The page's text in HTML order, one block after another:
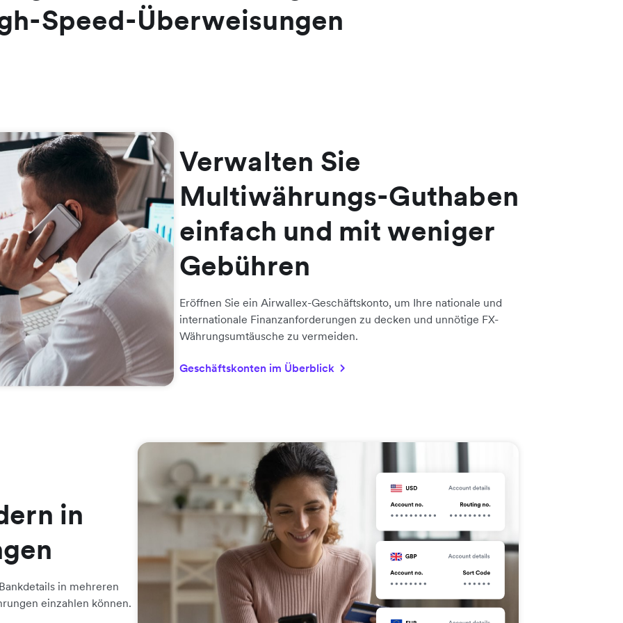
Speed-Überweisungen
Verwalten Sie
Multiwährungs-Guthaben
einfach und mit weniger
Gebühren
Eröffnen Sie ein Airwallex-Geschäftskonto, um Ihre nationale und
internationale Finanzanforderungen zu decken und unnötige FX-
Währungsumtäusche zu vermeiden.
Geschäftskonten im Überblick
in
in mehreren
einzahlen können.